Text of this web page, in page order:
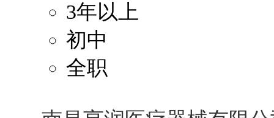
3年以上
初中
全职